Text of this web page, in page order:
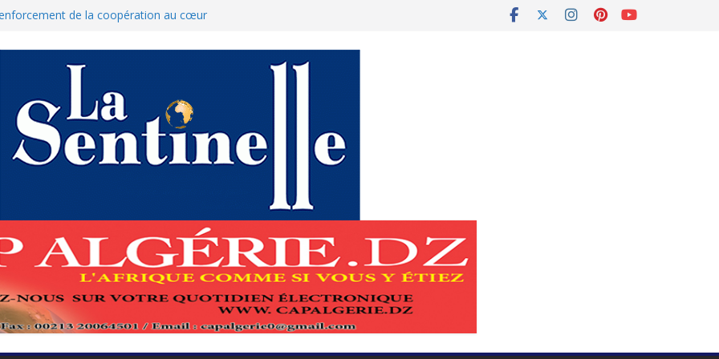
de la coopération au cœur
accélère la reconquête de son tissu
: Le ministère des Finances dément
des nouvelles mesures
pour protéger El-Qods
à-tête diplomatiques en marge du